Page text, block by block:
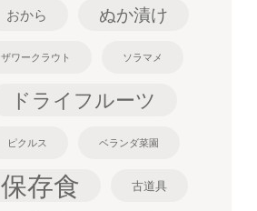
おから ぬか漬け
ザワークラウト ソラマメ
ドライフルーツ
ピクルス ベランダ菜園
保存食 古道具